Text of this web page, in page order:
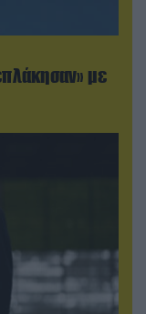
με